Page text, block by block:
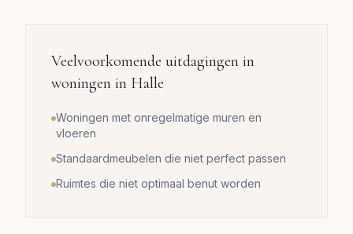
Veelvoorkomende uitdagingen in
woningen in Halle
Woningen met onregelmatige muren en
vloeren
Standaardmeubelen die niet perfect passen
Ruimtes die niet optimaal benut worden